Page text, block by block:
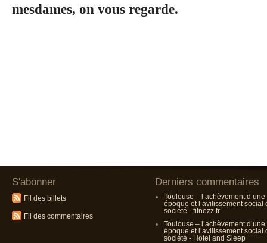
mesdames, on vous regarde.
S'abonner
Fil des billets
Fil des commentaires
Derniers commentaires
Toulouse – l’achèvement d’une
époque et l’avilissement social
société - fitnezz.fr
Toulouse – l’achèvement d’une
époque et l’avilissement social
société - Hotel and Sleep